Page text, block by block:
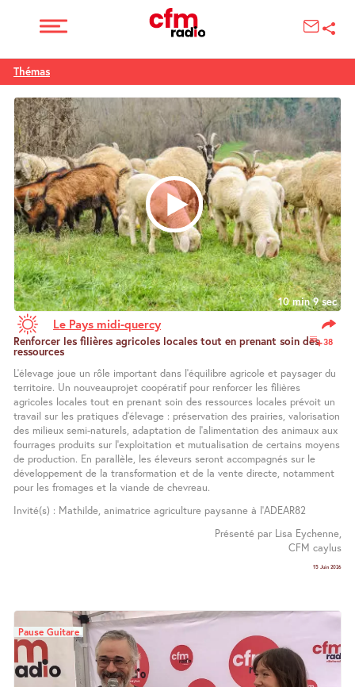
Thémas
10 min 9 sec
Le Pays midi-quercy
38
Renforcer les filières agricoles locales tout en prenant soin des
ressources
L’élevage joue un rôle important dans l’équilibre agricole et paysager du
territoire. Un nouveauprojet coopératif pour renforcer les filières
agricoles locales tout en prenant soin des ressources locales prévoit un
travail sur les pratiques d’élevage : préservation des prairies, valorisation
des milieux semi-naturels, adaptation de l’alimentation des animaux aux
fourrages produits sur l’exploitation et mutualisation de certains moyens
de production. En parallèle, les éleveurs seront accompagnés sur le
développement de la transformation et de la vente directe, notamment
pour les fromages et la viande de chevreau.
Invité(s) : Mathilde, animatrice agriculture paysanne à l’ADEAR82
Présenté par Lisa Eychenne,
CFM caylus
15 Juin 2026
Pause Guitare